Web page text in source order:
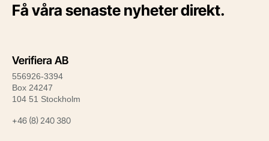
Få våra senaste nyheter direkt.
Verifiera AB
556926-3394
Box 24247
104 51 Stockholm
+46 (8) 240 380